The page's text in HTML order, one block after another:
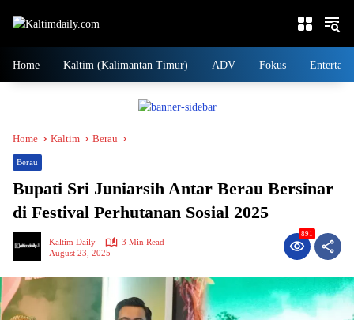
Home Kaltim (Kalimantan Timur) ADV Fokus Entertain
Home Kaltim Berau
Berau
Bupati Sri Juniarsih Antar Berau Bersinar
di Festival Perhutanan Sosial 2025
Kaltim Daily
3 Min Read
August 23, 2025
891